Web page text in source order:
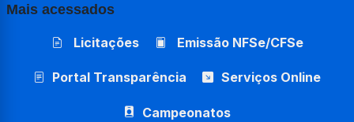
Mais acessados
Licitações Emissão NFSe/CFSe
Portal Transparência Serviços Online
Campeonatos